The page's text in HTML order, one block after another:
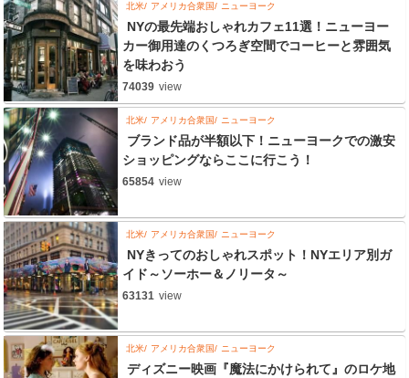
北米 アメリカ合衆国 ニューヨーク
NYの最先端おしゃれカフェ11選！ニューヨー
カー御用達のくつろぎ空間でコーヒーと雰囲気
を味わおう
74039 view
北米 アメリカ合衆国 ニューヨーク
ブランド品が半額以下！ニューヨークでの激安
ショッピングならここに行こう！
65854 view
北米 アメリカ合衆国 ニューヨーク
NYきってのおしゃれスポット！NYエリア別ガ
イド～ソーホー＆ノリータ～
63131 view
北米 アメリカ合衆国 ニューヨーク
ディズニー映画『魔法にかけられて』のロケ地